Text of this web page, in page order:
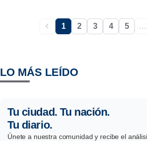
1 2 3 4 5 …
LO MÁS LEÍDO
Tu ciudad. Tu nación.
Tu diario.
Únete a nuestra comunidad y recibe el